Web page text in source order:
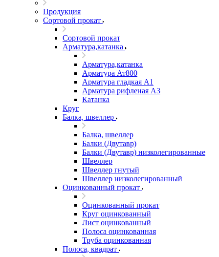
Продукция
Сортовой прокат
Сортовой прокат
Арматура,катанка
Арматура,катанка
Арматура Ат800
Арматура гладкая А1
Арматура рифленая А3
Катанка
Круг
Балка, швеллер
Балка, швеллер
Балки (Двутавр)
Балки (Двутавр) низколегированные
Швеллер
Швеллер гнутый
Швеллер низколегированный
Оцинкованный прокат
Оцинкованный прокат
Круг оцинкованный
Лист оцинкованный
Полоса оцинкованная
Труба оцинкованная
Полоса, квадрат